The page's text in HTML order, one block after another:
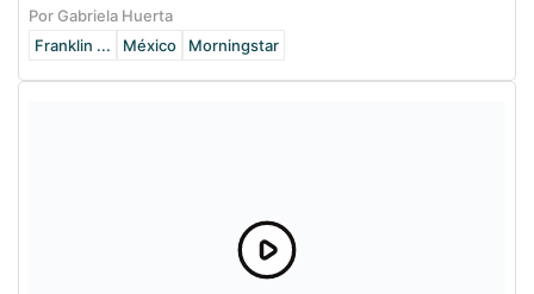
Por Gabriela Huerta
Franklin ...
México Morningstar